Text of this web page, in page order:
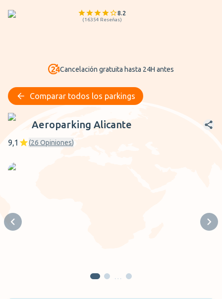
8.2
(16354 Reseñas)
Cancelación gratuita hasta 24H antes
Comparar todos los parkings
Aeroparking Alicante
Aeroparking Alicante
9,1 (26 Opiniones)
Previous slide
…